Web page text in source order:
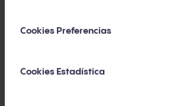
Cookies Preferencias
Cookies Estadística
los 5 segundos de emisión,
comienzo del mismo.